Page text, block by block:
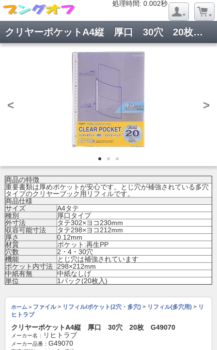
処理時間: 0.002秒
クリヤーポケットA4縦 厚口 30穴 20枚 G49070
< >
商品の特徴
重要書類は厚めポケットが安心です。とじ穴が補強されている多穴
タイプのクリヤーブック用リフィルです。
商品仕様
サイズ
A4タテ
種別
厚口タイプ
外寸法
タテ302×ヨコ230mm
収容可能寸法
タテ298×ヨコ212mm
厚さ
0.12mm
材質
ポケット:再生PP
穴数
2・4・30穴
機能
とじ穴は補強されています
ポケット内寸法
298×212mm
中紙有無
中紙なしげ
単位
1パック(20枚入)
ホーム > ファイル> リフィル/ポケット(2穴・多穴) > リフィル(多穴用) > リ
ヒトラブ
クリヤーポケットA4縦 厚口 30穴 20枚 G49070
メーカー名： リヒトラブ
メーカー品番： G49070
処理時間: 0.020秒